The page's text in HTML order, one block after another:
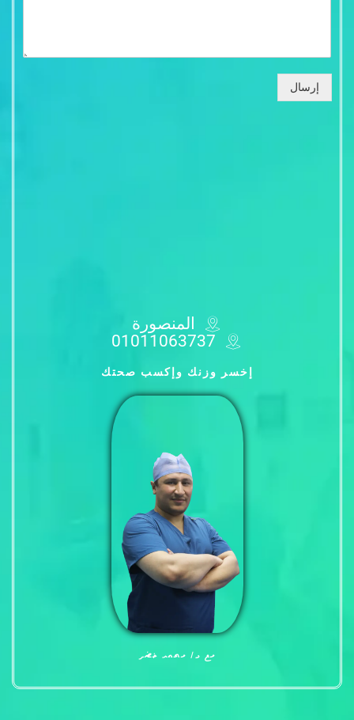
إرسال
المنصورة
01011063737
إخسر وزنك وإكسب صحتك
مع د/ محمد خضر